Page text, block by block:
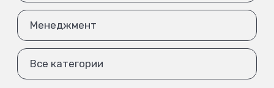
Менеджмент
Все категории